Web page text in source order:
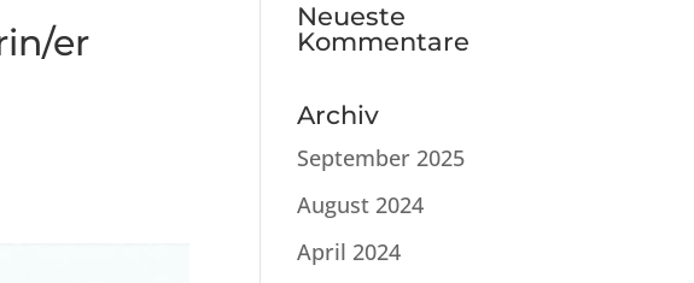
er
Neueste
Kommentare
Archiv
September 2025
August 2024
April 2024